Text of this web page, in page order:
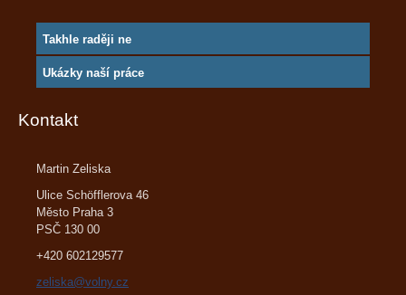
Takhle raději ne
Ukázky naší práce
Kontakt
Martin Zeliska
Ulice Schöfflerova 46
Město Praha 3
PSČ 130 00
+420 602129577
zeliska@volny.cz